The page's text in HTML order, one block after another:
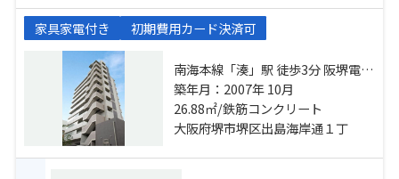
家具家電付き 初期費用カード決済可
南海本線「湊」駅 徒歩3分 阪堺電軌
阪堺線「御陵前」駅 徒歩10分 南海
本線「堺」駅 徒歩18分
築年月：2007年 10月
26.88㎡/鉄筋コンクリート
大阪府堺市堺区出島海岸通１丁